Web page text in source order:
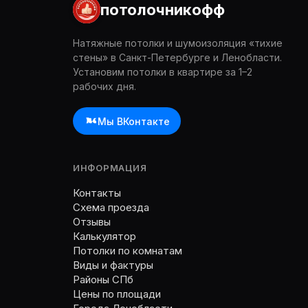
потолочникофф
Натяжные потолки и шумоизоляция «тихие
стены» в Санкт-Петербурге и Ленобласти.
Установим потолки в квартире за 1–2
рабочих дня.
Мы ВКонтакте
ИНФОРМАЦИЯ
Контакты
Схема проезда
Отзывы
Калькулятор
Потолки по комнатам
Виды и фактуры
Районы СПб
Цены по площади